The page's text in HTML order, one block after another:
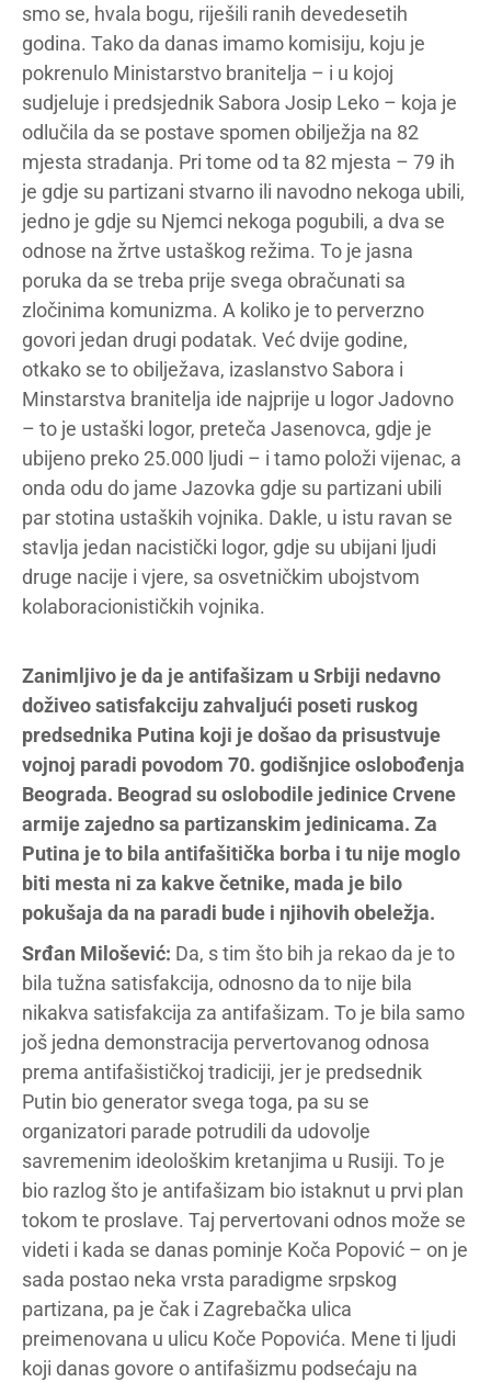
smo se, hvala bogu, riješili ranih devedesetih
godina. Tako da danas imamo komisiju, koju je
pokrenulo Ministarstvo branitelja – i u kojoj
sudjeluje i predsjednik Sabora Josip Leko – koja je
odlučila da se postave spomen obilježja na 82
mjesta stradanja. Pri tome od ta 82 mjesta – 79 ih
je gdje su partizani stvarno ili navodno nekoga ubili,
jedno je gdje su Njemci nekoga pogubili, a dva se
odnose na žrtve ustaškog režima. To je jasna
poruka da se treba prije svega obračunati sa
zločinima komunizma. A koliko je to perverzno
govori jedan drugi podatak. Već dvije godine,
otkako se to obilježava, izaslanstvo Sabora i
Minstarstva branitelja ide najprije u logor Jadovno
– to je ustaški logor, preteča Jasenovca, gdje je
ubijeno preko 25.000 ljudi – i tamo položi vijenac, a
onda odu do jame Jazovka gdje su partizani ubili
par stotina ustaških vojnika. Dakle, u istu ravan se
stavlja jedan nacistički logor, gdje su ubijani ljudi
druge nacije i vjere, sa osvetničkim ubojstvom
kolaboracionističkih vojnika.
Zanimljivo je da je antifašizam u Srbiji nedavno
doživeo satisfakciju zahvaljući poseti ruskog
predsednika Putina koji je došao da prisustvuje
vojnoj paradi povodom 70. godišnjice oslobođenja
Beograda. Beograd su oslobodile jedinice Crvene
armije zajedno sa partizanskim jedinicama. Za
Putina je to bila antifašitička borba i tu nije moglo
biti mesta ni za kakve četnike, mada je bilo
pokušaja da na paradi bude i njihovih obeležja.
Srđan Milošević: Da, s tim što bih ja rekao da je to
bila tužna satisfakcija, odnosno da to nije bila
nikakva satisfakcija za antifašizam. To je bila samo
još jedna demonstracija pervertovanog odnosa
prema antifašističkoj tradiciji, jer je predsednik
Putin bio generator svega toga, pa su se
organizatori parade potrudili da udovolje
savremenim ideološkim kretanjima u Rusiji. To je
bio razlog što je antifašizam bio istaknut u prvi plan
tokom te proslave. Taj pervertovani odnos može se
videti i kada se danas pominje Koča Popović – on je
sada postao neka vrsta paradigme srpskog
partizana, pa je čak i Zagrebačka ulica
preimenovana u ulicu Koče Popovića. Mene ti ljudi
koji danas govore o antifašizmu podsećaju na